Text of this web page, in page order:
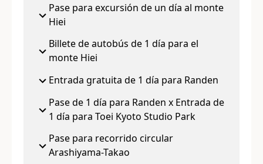
Pase para excursión de un día al monte
Hiei
Billete de autobús de 1 día para el
monte Hiei
Entrada gratuita de 1 día para Randen
Pase de 1 día para Randen x Entrada de
1 día para Toei Kyoto Studio Park
Pase para recorrido circular
Arashiyama-Takao